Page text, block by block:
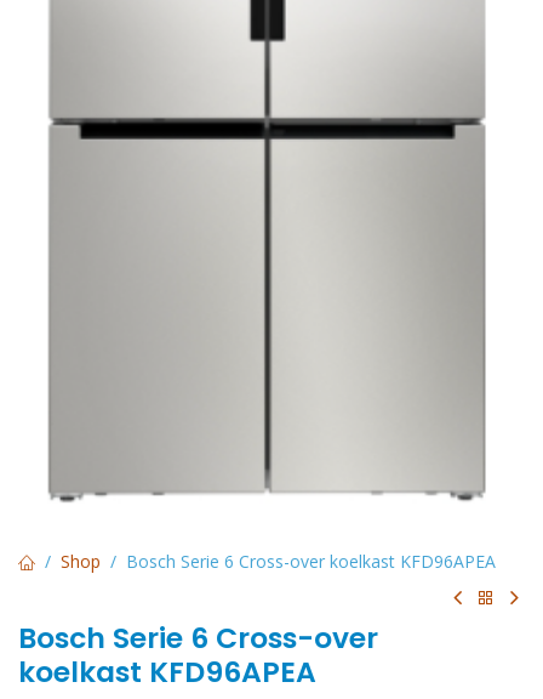
Shop Bosch Serie 6 Cross-over koelkast KFD96APEA
Bosch Serie 6 Cross-over
koelkast KFD96APEA